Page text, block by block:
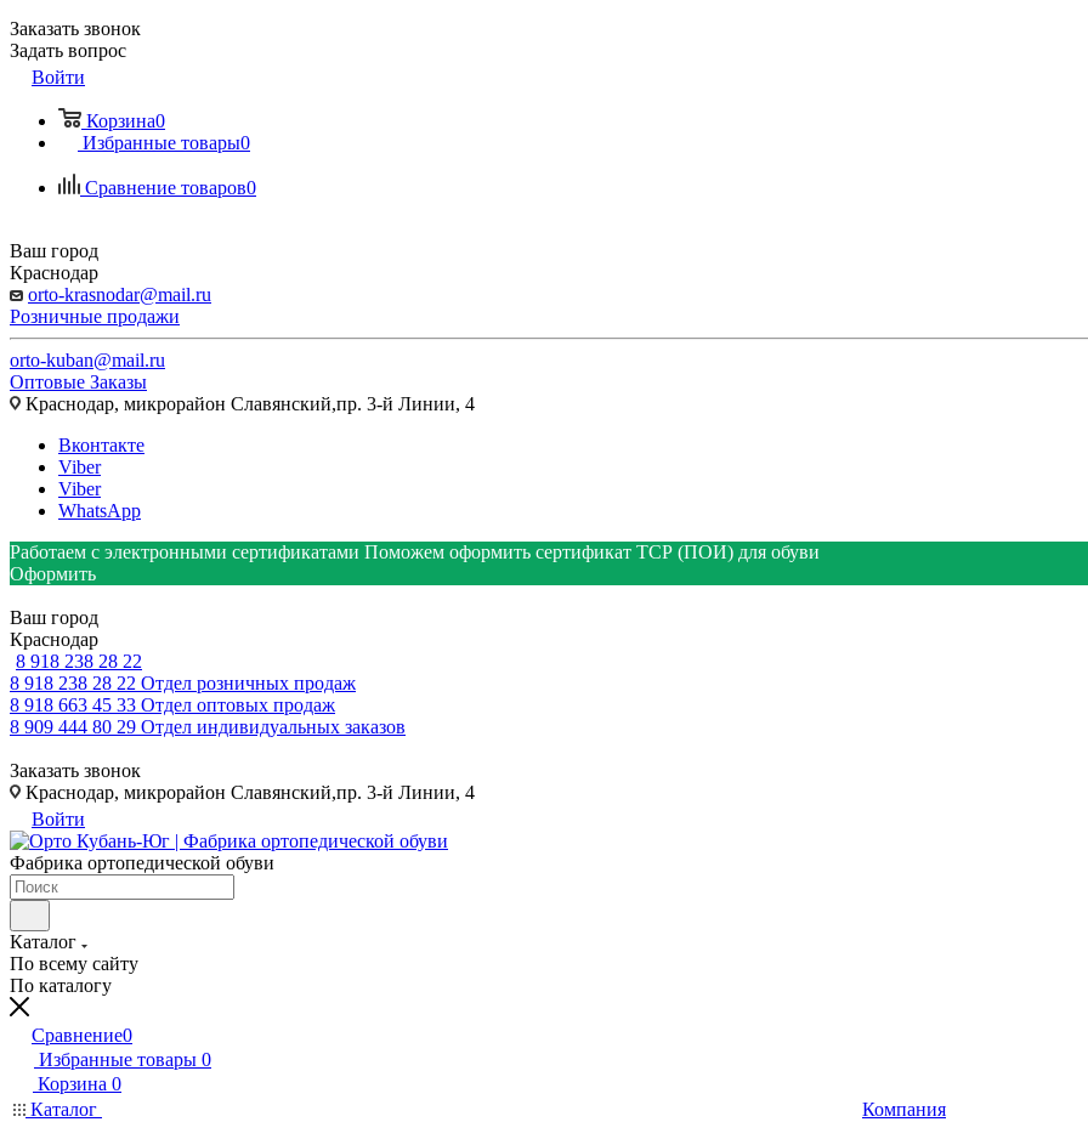
Заказать звонок
Задать вопрос
Войти
Корзина0
Избранные товары0
Сравнение товаров0
Ваш город
Краснодар
orto-krasnodar@mail.ru
Розничные продажи
orto-kuban@mail.ru
Оптовые Заказы
Краснодар, микрорайон Славянский,пр. 3-й Линии, 4
Вконтакте
Viber
Viber
WhatsApp
Работаем с электронными сертификатами Поможем оформить сертификат ТСР (ПОИ) для обуви
Оформить
Ваш город
Краснодар
8 918 238 28 22
8 918 238 28 22 Отдел розничных продаж
8 918 663 45 33 Отдел оптовых продаж
8 909 444 80 29 Отдел индивидуальных заказов
Заказать звонок
Краснодар, микрорайон Славянский,пр. 3-й Линии, 4
Войти
Фабрика ортопедической обуви
Каталог
По всему сайту
По каталогу
Сравнение0
Избранные товары 0
Корзина 0
Каталог
Компания